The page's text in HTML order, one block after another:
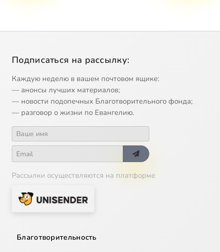
Подписаться на рассылку:
Каждую неделю в вашем почтовом ящике:
— анонсы лучших материалов;
— новости подопечных Благотворительного фонда;
— разговор о жизни по Евангелию.
Рассылки осуществляются на платформе
Благотворительность